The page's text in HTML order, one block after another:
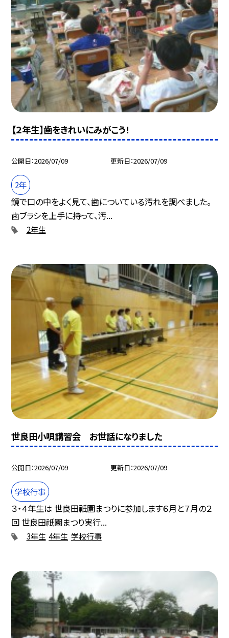
【２年生】歯をきれいにみがこう！
公開日 2026/07/09 更新日 2026/07/09
2年
鏡で口の中をよく見て、歯についている汚れを調べました。
歯ブラシを上手に持って、汚...
2年生
世良田小唄講習会 お世話になりました
公開日 2026/07/09 更新日 2026/07/09
学校行事
３・４年生は 世良田祇園まつりに参加します６月と７月の２
回 世良田祇園まつり実行...
3年生 4年生 学校行事